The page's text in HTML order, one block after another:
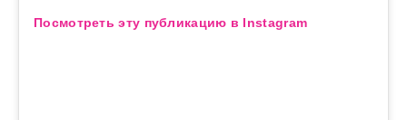
Посмотреть эту публикацию в Instagram